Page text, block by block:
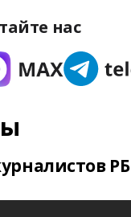
нас
РБ